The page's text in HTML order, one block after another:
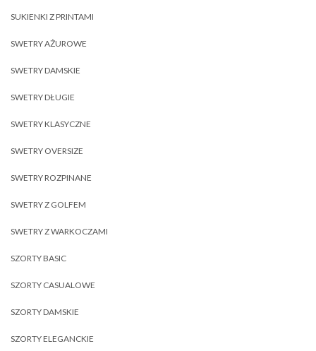
SUKIENKI Z PRINTAMI
SWETRY AŻUROWE
SWETRY DAMSKIE
SWETRY DŁUGIE
SWETRY KLASYCZNE
SWETRY OVERSIZE
SWETRY ROZPINANE
SWETRY Z GOLFEM
SWETRY Z WARKOCZAMI
SZORTY BASIC
SZORTY CASUALOWE
SZORTY DAMSKIE
SZORTY ELEGANCKIE